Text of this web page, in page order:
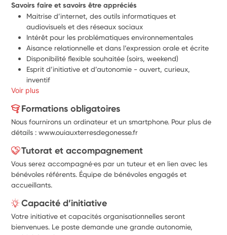
Savoirs faire et savoirs être appréciés
Maitrise d’internet, des outils informatiques et
audiovisuels et des réseaux sociaux
Intérêt pour les problématiques environnementales
Aisance relationnelle et dans l’expression orale et écrite
Disponibilité flexible souhaitée (soirs, weekend)
Esprit d’initiative et d’autonomie - ouvert, curieux,
inventif
Voir plus
Formations obligatoires
Nous fournirons un ordinateur et un smartphone. Pour plus de
détails : www.ouiauxterresdegonesse.fr
Tutorat et accompagnement
Vous serez accompagné·es par un tuteur et en lien avec les
bénévoles référents. Équipe de bénévoles engagés et
accueillants.
Capacité d’initiative
Votre initiative et capacités organisationnelles seront
bienvenues. Le poste demande une grande autonomie,